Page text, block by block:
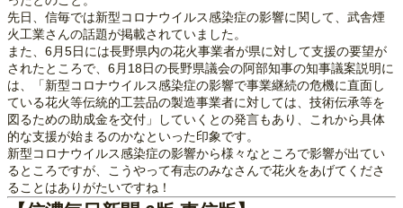
先日、信毎では新型コロナウイルス感染症の影響に関して、武舎煙
火工業さんの話題が掲載されていました。
また、6月5日には長野県内の花火事業者が県に対して支援の要望が
されたところで、6月18日の長野県議会の阿部知事の知事議案説明に
は、「新型コロナウイルス感染症の影響で事業継続の危機に直面し
ている花火等伝統的工芸品の製造事業者に対しては、技術伝承等を
図るための助成金を交付」していくとの発言もあり、これから具体
的な支援が始まるのかなといった印象です。
新型コロナウイルス感染症の影響から様々なところで影響が出てい
るところですが、こうやって有志のみなさんで花火をあげてくださ
ることはありがたいですね！